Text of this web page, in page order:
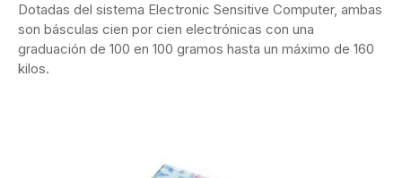
Dotadas del sistema Electronic Sensitive Computer, ambas
son básculas cien por cien electrónicas con una
graduación de 100 en 100 gramos hasta un máximo de 160
kilos.